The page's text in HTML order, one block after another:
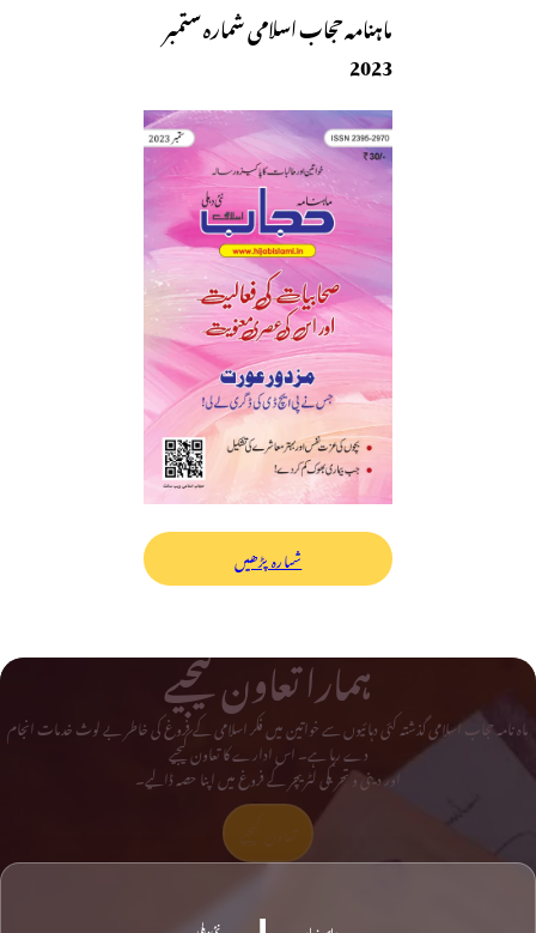
ماہنامہ حجاب اسلامی شمارہ ستمبر
2023
شمارہ پڑھیں
ہمارا تعاون کیجیے
ماہ نامہ حجاب اسلامی گذشتہ کئی دہائیوں سے خواتین میں فکر اسلامی کے فروغ کی خاطر بے لوث خدمات انجام
دے رہا ہے۔ اس ادارے کا تعاون کیجیے
اور دینی و تحریکی لٹریچر کے فروغ میں اپنا حصہ ڈالیے۔